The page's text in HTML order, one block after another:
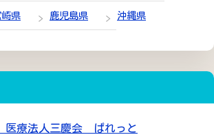
崎県 鹿児島県 沖縄県
医療法人三慶会 ぱれっと